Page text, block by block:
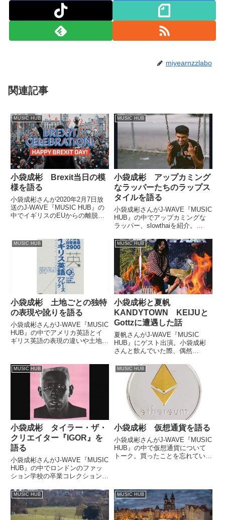
miyearnzzlabo
関連記事
MUSIC HUB
小袋成彬 Brexit当日の模
様を語る
小袋成彬さんが2020年2月7日放
送のJ-WAVE『MUSIC HUB』の
中でイギリスのEUからの離脱、
た。（小袋成彬）ちなみに、ブレ
グジットありました。僕ね、見に
MUSIC HUB
小袋成彬 アップカミング
なラッパーたちのラップス
タイルを語る
小袋成彬さんがJ-WAVE『MUSIC
HUB』の中でアップカミングな
ラッパー、slowthaiを紹介。
ップスタイルについて話していま
した。.@slowthai teams with
@mura_masa...
MUSIC HUB
小袋成彬 土地ごとの独特
の表現や訛りを語る
小袋成彬さんがJ-WAVE『MUSIC
HUB』の中でアメリカ英語とイ
ギリス英語の表現の違いや土地ご
ね、5曲かけようと思ってます。
最近新譜を全然かけてなかったん
で、かけます。という...
MUSIC HUB
小袋成彬と夏帆
KANDYTOWN KEIJUと
Gottzに遭遇した話
夏帆さんがJ-WAVE『MUSIC
HUB』にゲスト出演。小袋成彬
さんと飲んでいた際、偶然
Gottzさんに出会った話などをし
ていました。（小袋成彬）J-
WAVE『MUSIC HUB』、ナビゲ
ーターの小袋成...
MUSIC HUB
小袋成彬 タイラー・ザ・
クリエイター『IGOR』を
語る
小袋成彬さんがJ-WAVE『MUSIC
HUB』の中でロンドンのファッ
ション学校の卒業コレクションを
クリエイターがリリースした新作
アルバム『IGOR』について話し
ていました。（小袋成彬）先週で
すね、セントマーチ...
MUSIC HUB
小袋成彬 仮想通貨を語る
小袋成彬さんがJ-WAVE『MUSIC
HUB』の中で仮想通貨について
トーク。買ったことを忘れていた
HUB』、小袋成彬がナビゲート
しております。今日...
MUSIC HUB MUSIC HUB